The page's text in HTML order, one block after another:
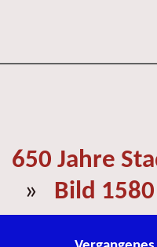
650 Jahre
» Bild 1580